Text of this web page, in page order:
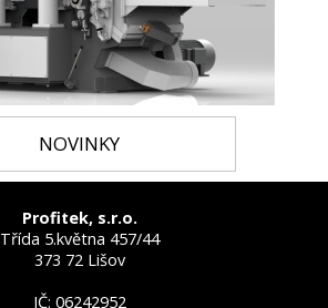
NOVINKY
Profitek, s.r.o.
Třída 5.května 457/44
373 72 Lišov
IČ: 06242952